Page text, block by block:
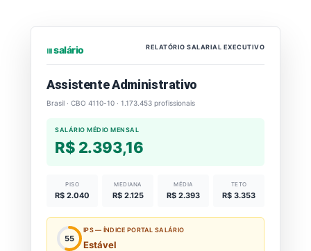
⏐⏐⏐ salário RELATÓRIO SALARIAL EXECUTIVO
Assistente Administrativo
Brasil · CBO 4110-10 · 1.173.453 profissionais
SALÁRIO MÉDIO MENSAL
R$ 2.393,16
PISO
R$ 2.040
MEDIANA
R$ 2.125
MÉDIA
R$ 2.393
TETO
R$ 3.353
55
IPS — ÍNDICE PORTAL SALÁRIO
Estável